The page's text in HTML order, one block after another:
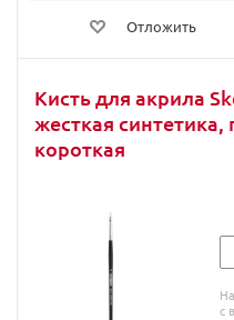
Отложить
Кисть для акрила
жесткая синтетика,
короткая
с